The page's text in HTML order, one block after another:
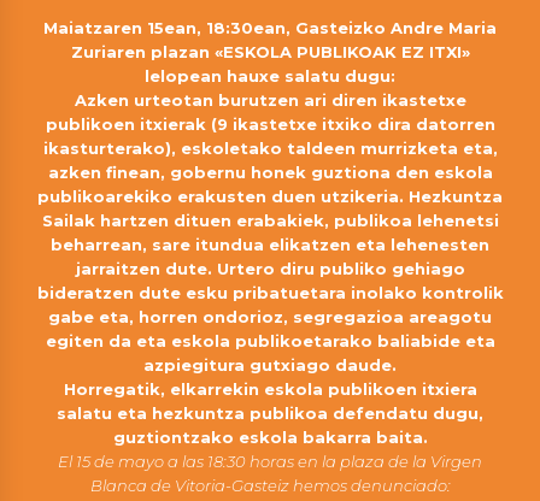
Maiatzaren 15ean, 18:30ean, Gasteizko Andre Maria
Zuriaren plazan «ESKOLA PUBLIKOAK EZ ITXI»
lelopean hauxe salatu dugu:
Azken urteotan burutzen ari diren ikastetxe
publikoen itxierak (9 ikastetxe itxiko dira datorren
ikasturterako), eskoletako taldeen murrizketa eta,
azken finean, gobernu honek guztiona den eskola
publikoarekiko erakusten duen utzikeria. Hezkuntza
Sailak hartzen dituen erabakiek, publikoa lehenetsi
beharrean, sare itundua elikatzen eta lehenesten
jarraitzen dute. Urtero diru publiko gehiago
bideratzen dute esku pribatuetara inolako kontrolik
gabe eta, horren ondorioz, segregazioa areagotu
egiten da eta eskola publikoetarako baliabide eta
azpiegitura gutxiago daude.
Horregatik, elkarrekin eskola publikoen itxiera
salatu eta hezkuntza publikoa defendatu dugu,
guztiontzako eskola bakarra baita.
El 15 de mayo a las 18:30 horas en la plaza de la Virgen
Blanca de Vitoria-Gasteiz hemos denunciado: